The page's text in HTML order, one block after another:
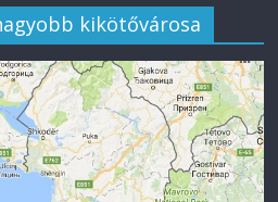
kikötővárosa